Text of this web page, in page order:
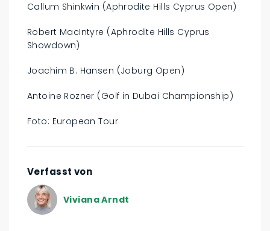
Callum Shinkwin (Aphrodite Hills Cyprus Open)
Robert MacIntyre (Aphrodite Hills Cyprus
Showdown)
Joachim B. Hansen (Joburg Open)
Antoine Rozner (Golf in Dubai Championship)
Foto: European Tour
Verfasst von
Viviana Arndt